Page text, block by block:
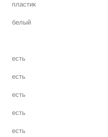
пластик
белый
есть
есть
есть
есть
есть